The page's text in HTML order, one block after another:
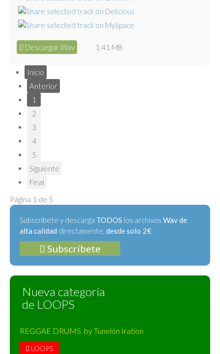
Descargar Wav 1.41 MB
Inicio
Anterior
1
2
3
4
5
Siguiente
Final
Página 1 de 5
Subscríbete y descarga TODOS los archivos Wav de
alta calidad directamente, desde solo 2€:
Subscríbete
Nueva categoría
de LOOPS
REGGAE DRUMS by Tunelón Iration
LOOPS